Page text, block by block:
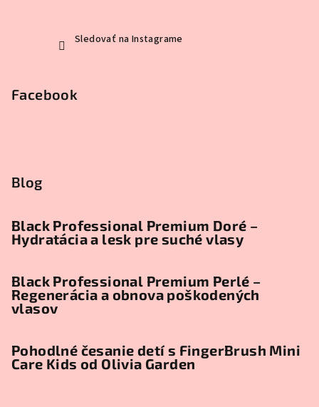
Sledovať na Instagrame
Facebook
Blog
Black Professional Premium Doré –
Hydratácia a lesk pre suché vlasy
Black Professional Premium Perlé –
Regenerácia a obnova poškodených
vlasov
Pohodlné česanie detí s FingerBrush Mini
Care Kids od Olivia Garden